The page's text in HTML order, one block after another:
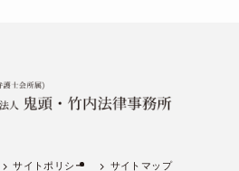
サイトポリシー サイトマップ